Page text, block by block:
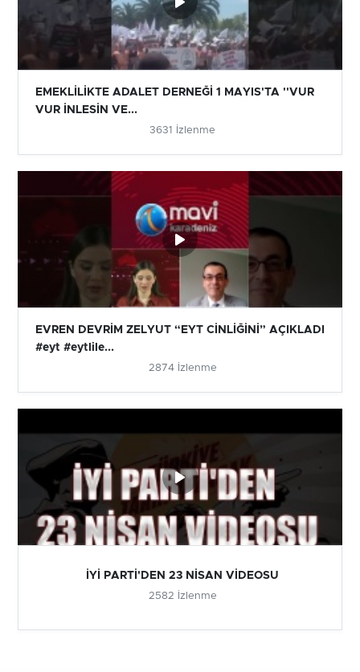
EMEKLİLİKTE ADALET DERNEĞİ 1 MAYIS'TA ''VUR
VUR İNLESİN VE...
3631 İzlenme
EVREN DEVRİM ZELYUT “EYT CİNLİĞİNİ” AÇIKLADI
#eyt #eytlile...
2874 İzlenme
İYİ PARTİ'DEN 23 NİSAN VİDEOSU
2582 İzlenme